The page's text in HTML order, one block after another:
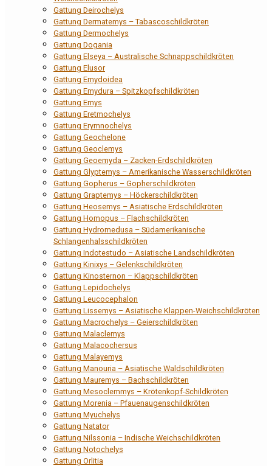
Gattung Deirochelys
Gattung Dermatemys – Tabascoschildkröten
Gattung Dermochelys
Gattung Dogania
Gattung Elseya – Australische Schnappschildkröten
Gattung Elusor
Gattung Emydoidea
Gattung Emydura – Spitzkopfschildkröten
Gattung Emys
Gattung Eretmochelys
Gattung Erymnochelys
Gattung Geochelone
Gattung Geoclemys
Gattung Geoemyda – Zacken-Erdschildkröten
Gattung Glyptemys – Amerikanische Wasserschildkröten
Gattung Gopherus – Gopherschildkröten
Gattung Graptemys – Höckerschildkröten
Gattung Heosemys – Asiatische Erdschildkröten
Gattung Homopus – Flachschildkröten
Gattung Hydromedusa – Südamerikanische
Schlangenhalsschildkröten
Gattung Indotestudo – Asiatische Landschildkröten
Gattung Kinixys – Gelenkschildkröten
Gattung Kinosternon – Klappschildkröten
Gattung Lepidochelys
Gattung Leucocephalon
Gattung Lissemys – Asiatische Klappen-Weichschildkröten
Gattung Macrochelys – Geierschildkröten
Gattung Malaclemys
Gattung Malacochersus
Gattung Malayemys
Gattung Manouria – Asiatische Waldschildkröten
Gattung Mauremys – Bachschildkröten
Gattung Mesoclemmys – Krötenkopf-Schildkröten
Gattung Morenia – Pfauenaugenschildkröten
Gattung Myuchelys
Gattung Natator
Gattung Nilssonia – Indische Weichschildkröten
Gattung Notochelys
Gattung Orlitia